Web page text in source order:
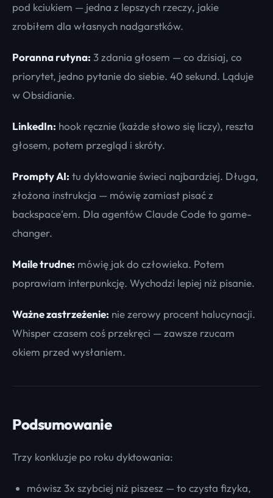
pod kciukiem — jedna z lepszych rzeczy, jakie
zrobiłem dla własnych nadgarstków.
Poranna rutyna: 3 zdania głosem — co dzisiaj, co
priorytet, jedno pytanie do siebie. 40 sekund. Ląduje
w Obsidianie.
LinkedIn: hook ręcznie (każde słowo się liczy), reszta
głosem, potem przegląd i skróty.
Prompty AI: tu dyktowanie świeci najbardziej. Długa,
złożona instrukcja — mówię zamiast pisać z
backspace'em. Dla agentów Claude Code to game-
changer.
Maile trudne: mówię jak do człowieka. Potem
poprawiam interpunkcję. Wychodzi lepiej niż pisanie.
Ważne zastrzeżenie: nie zerowy procent halucynacji.
Whisper czasem coś przekręci — zawsze rzucam
okiem przed wysłaniem.
Podsumowanie
Trzy konkluzje po roku dyktowania:
mówisz 3x szybciej niż piszesz — to czysta fizyka,